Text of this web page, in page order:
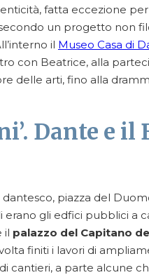
fatta eccezione
un progetto non
il Museo Casa di
con Beatrice, alla
delle arti, fino alla
Dante e
piazza del
gli edfici pubblici a
il palazzo del Capitano
finiti i lavori di
cantieri, a parte alcune